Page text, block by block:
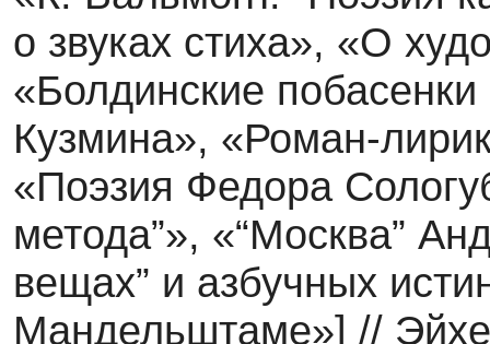
о звуках стиха», «О
«Болдинские
Кузмина», «Роман-
«Поэзия Федора
метода”», «“Москва”
вещах” и азбучных
Мандельштаме»] //